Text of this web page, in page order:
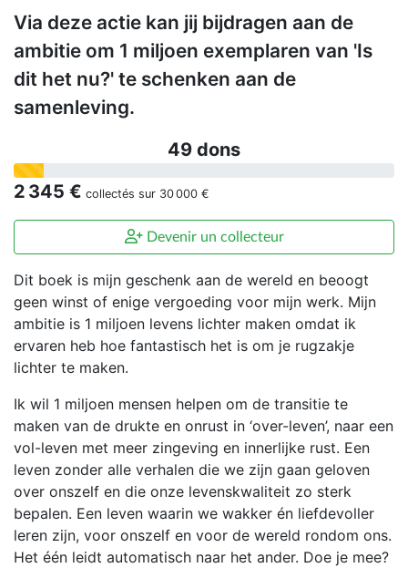
Via deze actie kan jij bijdragen aan de
ambitie om 1 miljoen exemplaren van 'Is
dit het nu?' te schenken aan de
samenleving.
49 dons
2 345 € collectés sur 30 000 €
Devenir un collecteur
Dit boek is mijn geschenk aan de wereld en beoogt
geen winst of enige vergoeding voor mijn werk. Mijn
ambitie is 1 miljoen levens lichter maken omdat ik
ervaren heb hoe fantastisch het is om je rugzakje
lichter te maken.
Ik wil 1 miljoen mensen helpen om de transitie te
maken van de drukte en onrust in ‘over-leven’, naar een
vol-leven met meer zingeving en innerlijke rust. Een
leven zonder alle verhalen die we zijn gaan geloven
over onszelf en die onze levenskwaliteit zo sterk
bepalen. Een leven waarin we wakker én liefdevoller
leren zijn, voor onszelf en voor de wereld rondom ons.
Het één leidt automatisch naar het ander. Doe je mee?